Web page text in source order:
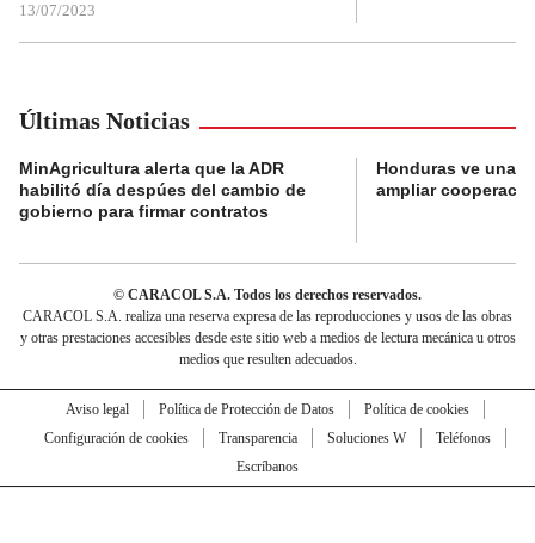
13/07/2023
Últimas Noticias
MinAgricultura alerta que la ADR
habilitó día despúes del cambio de
gobierno para firmar contratos
Honduras ve una
ampliar
© CARACOL S.A. Todos los derechos reservados.
CARACOL S.A. realiza una reserva expresa de las reproducciones y usos de las obras
y otras prestaciones accesibles desde este sitio web a medios de lectura mecánica u otros
medios que resulten adecuados.
Aviso legal Política de Protección de Datos
Política de cookies
Configuración de cookies
Transparencia Soluciones W
Teléfonos
Escríbanos